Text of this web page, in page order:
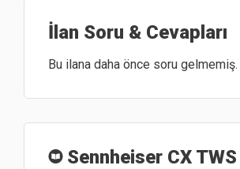
İlan Soru & Cevapları
Bu ilana daha önce soru
Sennheiser CX